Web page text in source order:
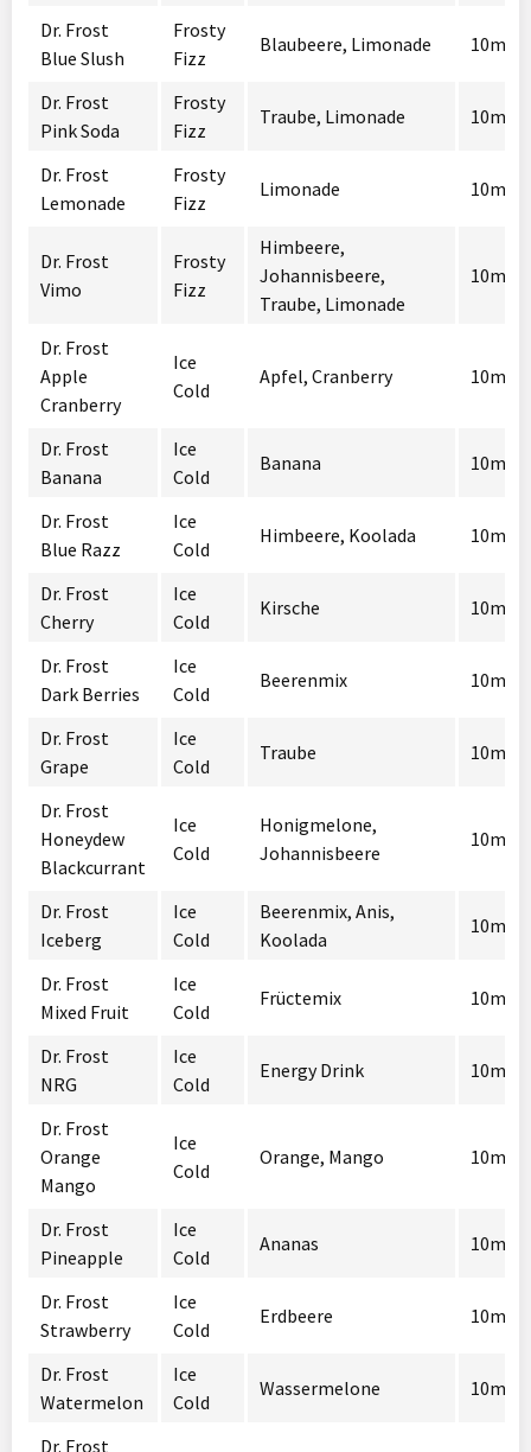
Dr. Frost
Blue Slush
Frosty
Fizz
Blaubeere, Limonade 10mg
Dr. Frost
Pink Soda
Frosty
Fizz
Traube, Limonade 10mg
Dr. Frost
Lemonade
Frosty
Fizz
Limonade 10mg
Dr. Frost
Vimo
Frosty
Fizz
Himbeere,
Johannisbeere,
Traube, Limonade
10mg
Dr. Frost
Apple
Cranberry
Ice
Cold
Apfel, Cranberry 10mg
Dr. Frost
Banana
Ice
Cold
Banana 10mg
Dr. Frost
Blue Razz
Ice
Cold
Himbeere, Koolada 10mg
Dr. Frost
Cherry
Ice
Cold
Kirsche 10mg
Dr. Frost
Dark Berries
Ice
Cold
Beerenmix 10mg
Dr. Frost
Grape
Ice
Cold
Traube 10mg
Dr. Frost
Honeydew
Blackcurrant
Ice
Cold
Honigmelone,
Johannisbeere
10mg
Dr. Frost
Iceberg
Ice
Cold
Beerenmix, Anis,
Koolada
10mg
Dr. Frost
Mixed Fruit
Ice
Cold
Früctemix 10mg
Dr. Frost
NRG
Ice
Cold
Energy Drink 10mg
Dr. Frost
Orange
Mango
Ice
Cold
Orange, Mango 10mg
Dr. Frost
Pineapple
Ice
Cold
Ananas 10mg
Dr. Frost
Strawberry
Ice
Cold
Erdbeere 10mg
Dr. Frost
Watermelon
Ice
Cold
Wassermelone 10mg
Dr. Frost